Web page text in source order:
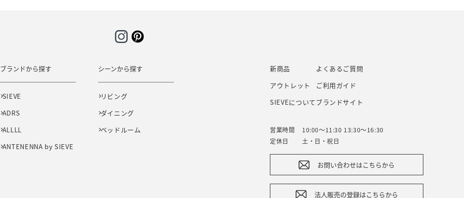
ブランドから探す
SIEVE
ADRS
ALLLL
ANTENENNA by SIEVE
シーンから探す
リビング
ダイニング
ベッドルーム
新商品
アウトレット
SIEVEについて
よくあるご質問
ご利用ガイド
ブランドサイト
営業時間
10:00～11:30 13:30～16:30
定休日
土・日・祝日
お問い合わせはこちらから
法人販売の登録はこちらから